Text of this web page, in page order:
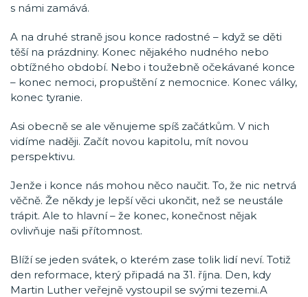
s námi zamává.
A na druhé straně jsou konce radostné – když se děti
těší na prázdniny. Konec nějakého nudného nebo
obtížného období. Nebo i toužebně očekávané konce
– konec nemoci, propuštění z nemocnice. Konec války,
konec tyranie.
Asi obecně se ale věnujeme spíš začátkům. V nich
vidíme naději. Začít novou kapitolu, mít novou
perspektivu.
Jenže i konce nás mohou něco naučit. To, že nic netrvá
věčně. Že někdy je lepší věci ukončit, než se neustále
trápit. Ale to hlavní – že konec, konečnost nějak
ovlivňuje naši přítomnost.
Blíží se jeden svátek, o kterém zase tolik lidí neví. Totiž
den reformace, který připadá na 31. října. Den, kdy
Martin Luther veřejně vystoupil se svými tezemi.A